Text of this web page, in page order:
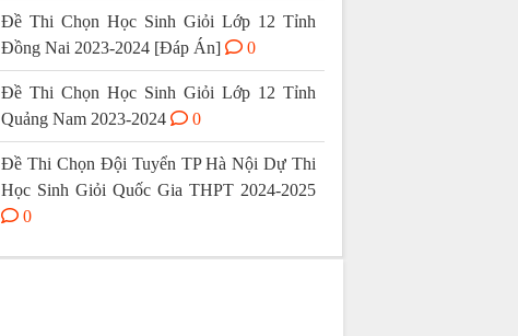
Đề Thi Chọn Học Sinh Giỏi Lớp 12 Tỉnh
Đồng Nai 2023-2024 [Đáp Án]
0
Đề Thi Chọn Học Sinh Giỏi Lớp 12 Tỉnh
Quảng Nam 2023-2024
0
Đề Thi Chọn Đội Tuyển TP Hà Nội Dự Thi
Học Sinh Giỏi Quốc Gia THPT 2024-2025
0